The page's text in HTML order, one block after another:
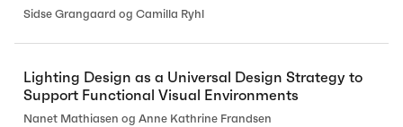
Sidse Grangaard og Camilla Ryhl
Lighting Design as a Universal Design Strategy to
Support Functional Visual Environments
Nanet Mathiasen og Anne Kathrine Frandsen